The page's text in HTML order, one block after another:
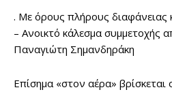
. Με όρους πλήρους διαφάνειας
– Ανοικτό κάλεσμα συμμετοχής
Παναγιώτη Σημανδηράκη
Επίσημα «στον αέρα» βρίσκεται